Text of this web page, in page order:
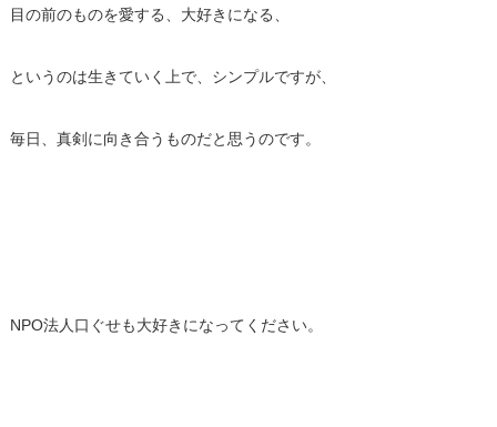
目の前のものを愛する、大好きになる、
というのは生きていく上で、シンプルですが、
毎日、真剣に向き合うものだと思うのです。
NPO法人口ぐせも大好きになってください。